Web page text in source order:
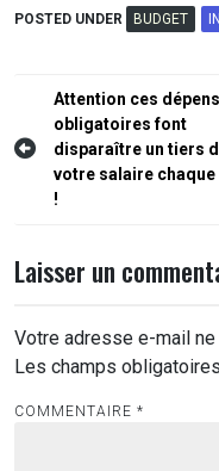
POSTED UNDER BUDGET
Navigation
de
l’article
Attention ces
obligatoires font
disparaître un tiers
votre salaire
!
Laisser un
Votre adresse e-mail
Les champs
COMMENTAIRE *